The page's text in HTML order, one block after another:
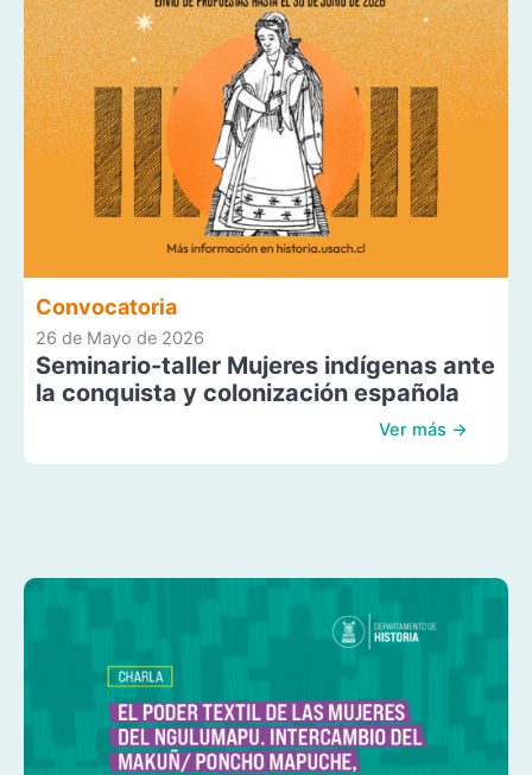
Convocatoria
26 de Mayo de 2026
Seminario-taller Mujeres indígenas ante
la conquista y colonización española
Ver más →